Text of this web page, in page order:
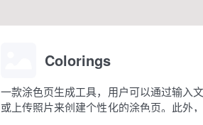
Colorings
一款涂色页生成工具，用户可以通过输入
或上传照片来创建个性化的涂色页。此外